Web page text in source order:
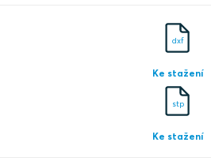
dxf
Ke stažení
stp
Ke stažení